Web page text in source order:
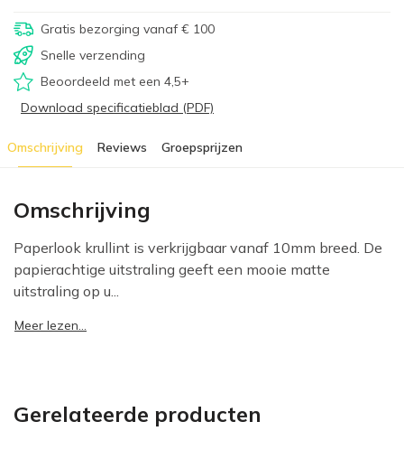
Gratis bezorging vanaf € 100
Snelle verzending
Beoordeeld met een 4,5+
Download specificatieblad (PDF)
Omschrijving Reviews Groepsprijzen
Omschrijving
Paperlook krullint is verkrijgbaar vanaf 10mm breed. De
papierachtige uitstraling geeft een mooie matte
uitstraling op u...
Meer lezen...
Gerelateerde producten